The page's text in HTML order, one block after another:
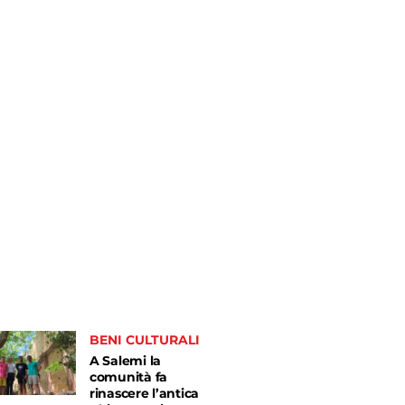
BENI CULTURALI
A Salemi la
comunità fa
rinascere l’antica